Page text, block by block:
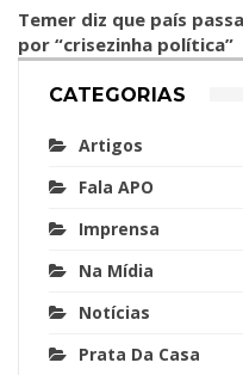
Temer diz que país passa
por “crisezinha política”
CATEGORIAS
Artigos
Fala APO
Imprensa
Na Mídia
Notícias
Prata Da Casa